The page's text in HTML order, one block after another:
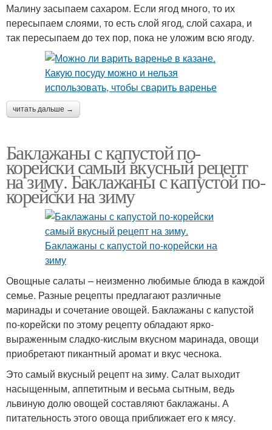
Малину засыпаем сахаром. Если ягод много, то их
пересыпаем слоями, то есть слой ягод, слой сахара, и
так пересыпаем до тех пор, пока не уложим всю ягоду.
читать дальше →
Баклажаны с капустой по-
корейски самый вкусный рецепт
на зиму. Баклажаны с капустой по-
корейски на зиму
Овощные салаты – неизменно любимые блюда в каждой
семье. Разные рецепты предлагают различные
маринады и сочетание овощей. Баклажаны с капустой
по-корейски по этому рецепту обладают ярко-
выраженным сладко-кислым вкусном маринада, овощи
приобретают пикантный аромат и вкус чеснока.
Это самый вкусный рецепт на зиму. Салат выходит
насыщенным, аппетитным и весьма сытным, ведь
львиную долю овощей составляют баклажаны. А
питательность этого овоща приближает его к мясу.